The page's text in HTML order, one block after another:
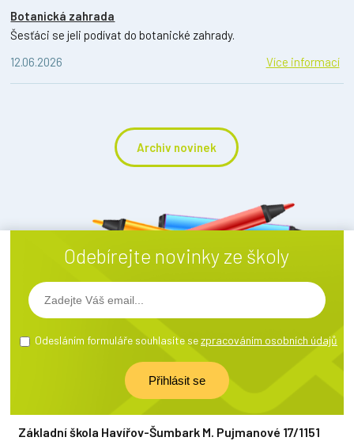
Botanická zahrada
Šesťáci se jeli podívat do botanické zahrady.
12.06.2026
Více informací
Archiv novinek
Odebírejte novinky ze školy
Odesláním formuláře souhlasíte sezpracováním osobních údajů
Základní škola Havířov-Šumbark M. Pujmanové 17/1151